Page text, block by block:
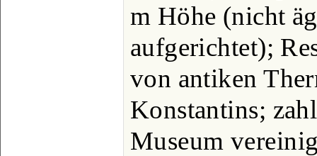
m Höhe (nicht
aufgerichtet);
von antiken
Konstantins;
Museum